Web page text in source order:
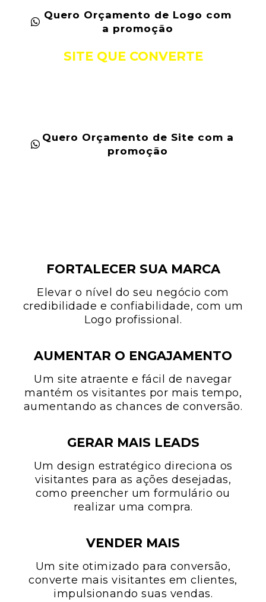
Quero Orçamento de Logo com
a promoção
SITE QUE CONVERTE
Quero Orçamento de Site com a
promoção
FORTALECER SUA MARCA
Elevar o nível do seu negócio com
credibilidade e confiabilidade, com um
Logo profissional.
AUMENTAR O ENGAJAMENTO
Um site atraente e fácil de navegar
mantém os visitantes por mais tempo,
aumentando as chances de conversão.
GERAR MAIS LEADS
Um design estratégico direciona os
visitantes para as ações desejadas,
como preencher um formulário ou
realizar uma compra.
VENDER MAIS
Um site otimizado para conversão,
converte mais visitantes em clientes,
impulsionando suas vendas.